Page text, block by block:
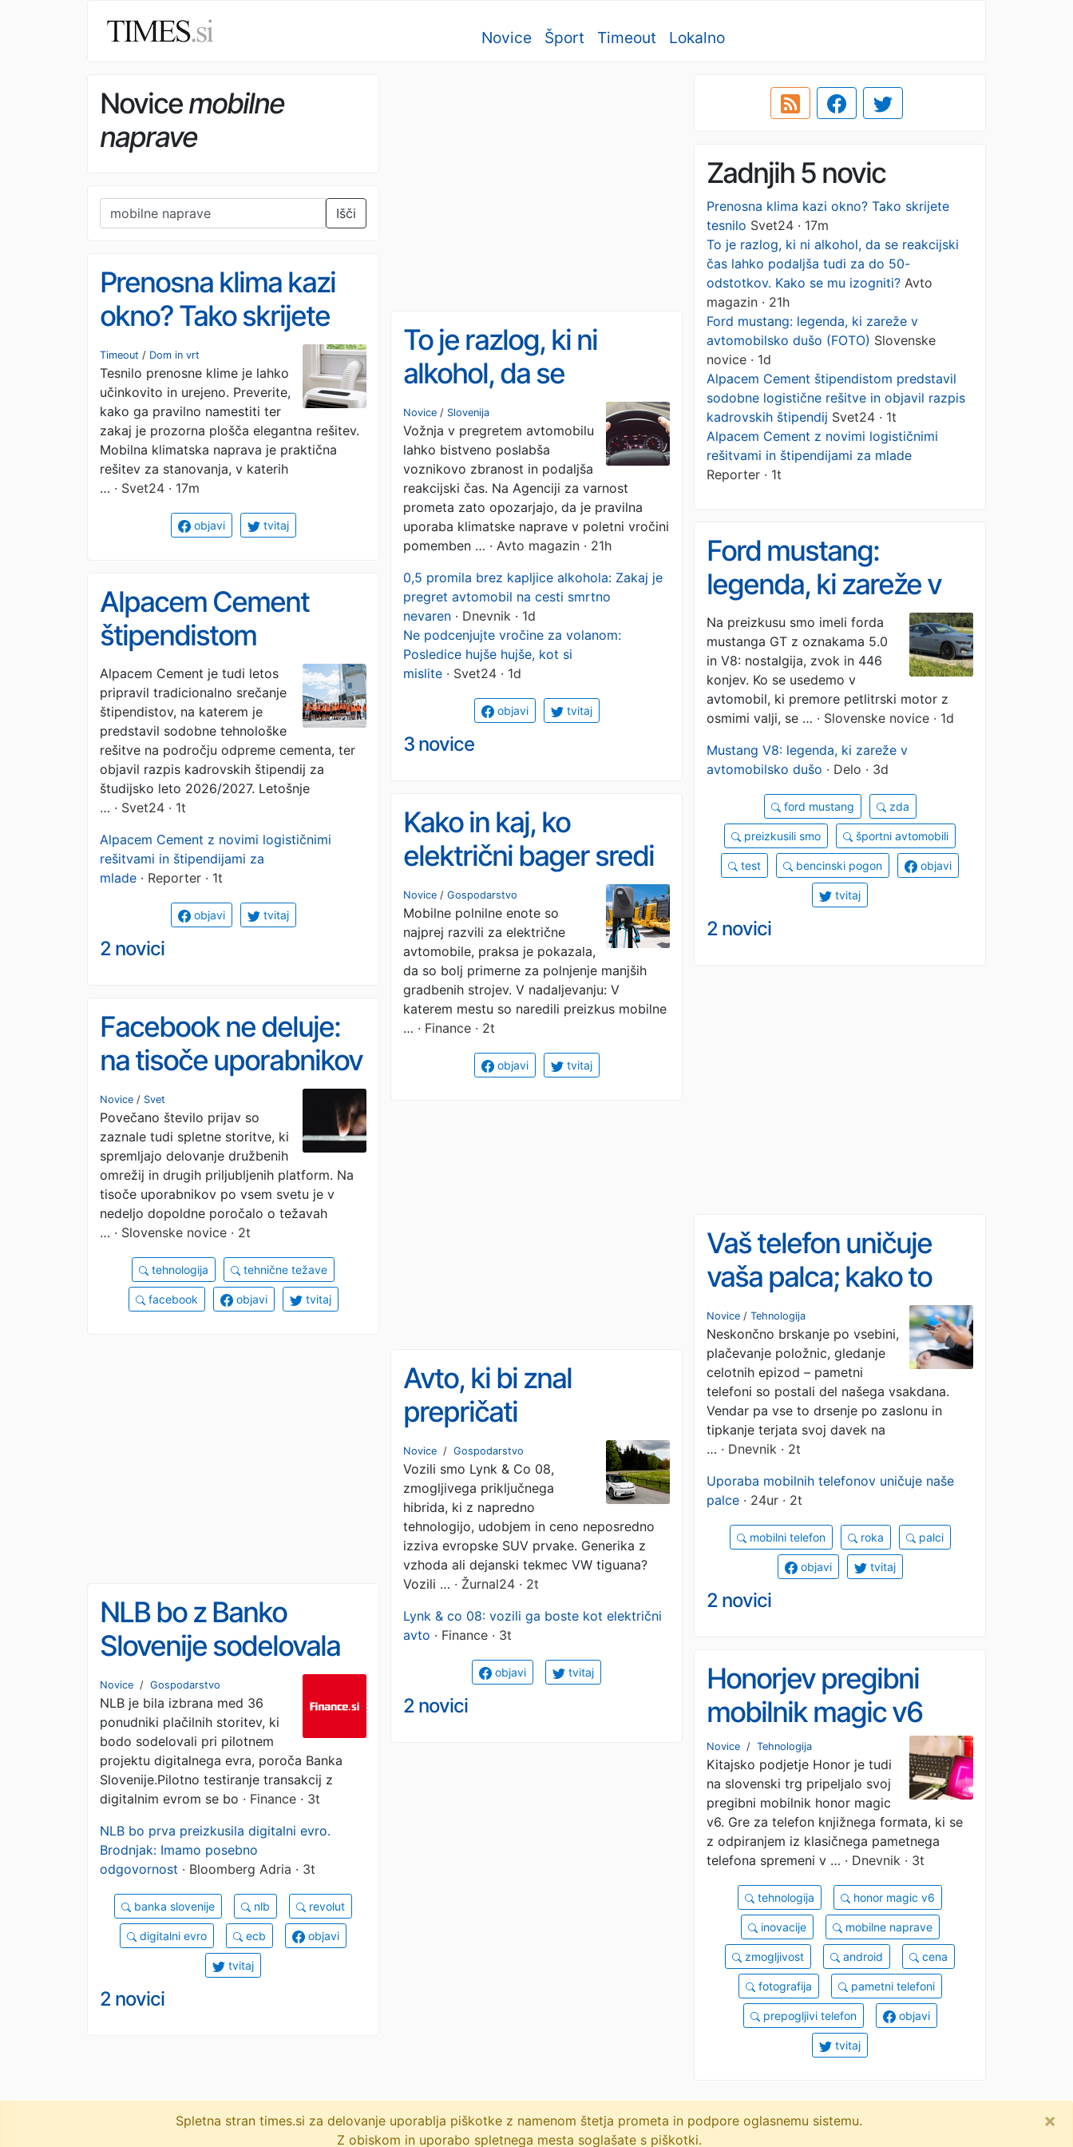
Novice Šport Timeout Lokalno
Novicemobilne
naprave
Išči
Zadnjih 5 novic
Prenosna klima kazi okno? Tako skrijete
tesnilo Svet24 · 17m
To je razlog, ki ni alkohol, da se reakcijski
čas lahko podaljša tudi za do 50-
odstotkov. Kako se mu izogniti? Avto
magazin · 21h
Ford mustang: legenda, ki zareže v
avtomobilsko dušo (FOTO) Slovenske
novice · 1d
Alpacem Cement štipendistom predstavil
sodobne logistične rešitve in objavil razpis
kadrovskih štipendij Svet24 · 1t
Alpacem Cement z novimi logističnimi
rešitvami in štipendijami za mlade
Reporter · 1t
Prenosna klima kazi
okno? Tako skrijete
tesnilo
Timeout / Dom in vrt
Tesnilo prenosne klime je lahko
učinkovito in urejeno. Preverite,
kako ga pravilno namestiti ter
zakaj je prozorna plošča elegantna rešitev.
Mobilna klimatska naprava je praktična
rešitev za stanovanja, v katerih
… · Svet24 · 17m
objavi tvitaj
To je razlog, ki ni
alkohol, da se
reakcijski čas lahko
podaljša tudi za do
50-odstotkov. Kako
se mu izogniti?
Novice / Slovenija
Vožnja v pregretem avtomobilu
lahko bistveno poslabša
voznikovo zbranost in podaljša
reakcijski čas. Na Agenciji za varnost
prometa zato opozarjajo, da je pravilna
uporaba klimatske naprave v poletni vročini
pomemben … · Avto magazin · 21h
0,5 promila brez kapljice alkohola: Zakaj je
pregret avtomobil na cesti smrtno
nevaren · Dnevnik · 1d
Ne podcenjujte vročine za volanom:
Posledice hujše hujše, kot si
mislite · Svet24 · 1d
objavi tvitaj
3 novice
Ford mustang:
legenda, ki zareže v
avtomobilsko dušo
(FOTO)
Na preizkusu smo imeli forda
mustanga GT z oznakama 5.0
in V8: nostalgija, zvok in 446
konjev. Ko se usedemo v
avtomobil, ki premore petlitrski motor z
osmimi valji, se … · Slovenske novice · 1d
Mustang V8: legenda, ki zareže v
avtomobilsko dušo · Delo · 3d
ford mustang zda
preizkusili smo športni avtomobili
test bencinski pogon objavi
tvitaj
2 novici
Alpacem Cement
štipendistom
predstavil sodobne
logistične rešitve in
objavil razpis
kadrovskih štipendij
Alpacem Cement je tudi letos
pripravil tradicionalno srečanje
štipendistov, na katerem je
predstavil sodobne tehnološke
rešitve na področju odpreme cementa, ter
objavil razpis kadrovskih štipendij za
študijsko leto 2026/2027. Letošnje
… · Svet24 · 1t
Alpacem Cement z novimi logističnimi
rešitvami in štipendijami za
mlade · Reporter · 1t
objavi tvitaj
2 novici
Kako in kaj, ko
električni bager sredi
mesta izprazni
baterijo
Novice / Gospodarstvo
Mobilne polnilne enote so
najprej razvili za električne
avtomobile, praksa je pokazala,
da so bolj primerne za polnjenje manjših
gradbenih strojev. V nadaljevanju: V
katerem mestu so naredili preizkus mobilne
… · Finance · 2t
objavi tvitaj
Facebook ne deluje:
na tisoče uporabnikov
brez dostopa, če se
vam prikaže to
sporočilo, nikar ne
storite teh dveh stvar
Novice / Svet
Povečano število prijav so
zaznale tudi spletne storitve, ki
spremljajo delovanje družbenih
omrežij in drugih priljubljenih platform. Na
tisoče uporabnikov po vsem svetu je v
nedeljo dopoldne poročalo o težavah
… · Slovenske novice · 2t
tehnologija tehnične težave
facebook objavi tvitaj
Vaš telefon uničuje
vaša palca; kako to
preprečiti?
Novice / Tehnologija
Neskončno brskanje po vsebini,
plačevanje položnic, gledanje
celotnih epizod – pametni
telefoni so postali del našega vsakdana.
Vendar pa vse to drsenje po zaslonu in
tipkanje terjata svoj davek na
… · Dnevnik · 2t
Uporaba mobilnih telefonov uničuje naše
palce · 24ur · 2t
mobilni telefon roka palci
objavi tvitaj
2 novici
Avto, ki bi znal
prepričati
marsikaterega
dozdajšnjega
navdušenca nad
tiguanom
Novice / Gospodarstvo
Vozili smo Lynk & Co 08,
zmogljivega priključnega
hibrida, ki z napredno
tehnologijo, udobjem in ceno neposredno
izziva evropske SUV prvake. Generika z
vzhoda ali dejanski tekmec VW tiguana?
Vozili … · Žurnal24 · 2t
Lynk & co 08: vozili ga boste kot električni
avto · Finance · 3t
objavi tvitaj
2 novici
NLB bo z Banko
Slovenije sodelovala
pri pilotu digitalnega
evra
Novice / Gospodarstvo
NLB je bila izbrana med 36
ponudniki plačilnih storitev, ki
bodo sodelovali pri pilotnem
projektu digitalnega evra, poroča Banka
Slovenije.Pilotno testiranje transakcij z
digitalnim evrom se bo · Finance · 3t
NLB bo prva preizkusila digitalni evro.
Brodnjak: Imamo posebno
odgovornost · Bloomberg Adria · 3t
banka slovenije nlb revolut
digitalni evro ecb objavi
tvitaj
2 novici
Honorjev pregibni
mobilnik magic v6
Novice / Tehnologija
Kitajsko podjetje Honor je tudi
na slovenski trg pripeljalo svoj
pregibni mobilnik honor magic
v6. Gre za telefon knjižnega formata, ki se
z odpiranjem iz klasičnega pametnega
telefona spremeni v … · Dnevnik · 3t
tehnologija honor magic v6
inovacije mobilne naprave
zmogljivost android cena
fotografija pametni telefoni
prepogljivi telefon objavi
tvitaj
Spletna stran times.si za delovanje uporablja piškotke z namenom štetja prometa in podpore oglasnemu sistemu.
Z obiskom in uporabo spletnega mesta soglašate s piškotki.
×